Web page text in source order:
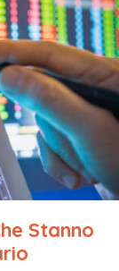
Stanno